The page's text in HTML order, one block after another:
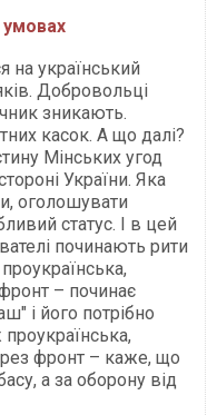
на український
Добровольці
зникають.
касок. А що далі?
Мінських угод
України. Яка
оголошувати
статус. І в цей
починають рити
– починає
і його потрібно
фронт – каже, що
а за оборону від